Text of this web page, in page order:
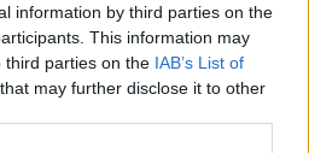
information by third parties on the
This information may
third parties on the IAB’s List of
that may further disclose it to other